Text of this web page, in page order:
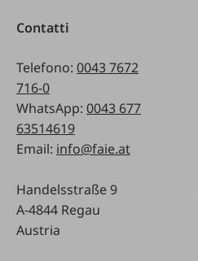
Contatti
Telefono: 0043 7672
716-0
WhatsApp: 0043 677
63514619
Email: info@faie.at
Handelsstraße 9
A-4844 Regau
Austria